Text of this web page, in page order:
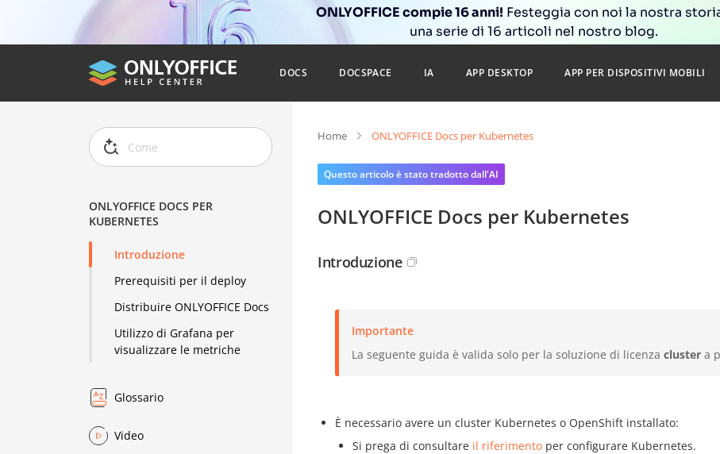
ONLYOFFICE compie 16 anni! Festeggia con noi la nostra
una serie di 16 articoli nel nostro blog.
DOCS DOCSPACE IA APP DESKTOP APP PER DISPOSITIVI MOBILI
ONLYOFFICE DOCS PER
KUBERNETES
Introduzione
Prerequisiti per il deploy
Distribuire ONLYOFFICE Docs
Utilizzo di Grafana per
visualizzare le metriche
Glossario
Video
Home ONLYOFFICE Docs per Kubernetes
Questo articolo è stato tradotto dall'AI
ONLYOFFICE Docs per Kubernetes
Introduzione
Importante
La seguente guida è valida solo per la soluzione di licenza cluster a
È necessario avere un cluster Kubernetes o OpenShift installato:
Si prega di consultare il riferimento per configurare Kubernetes.